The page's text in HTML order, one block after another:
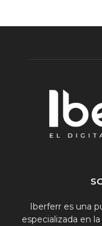
Iberferr es una
especializada en